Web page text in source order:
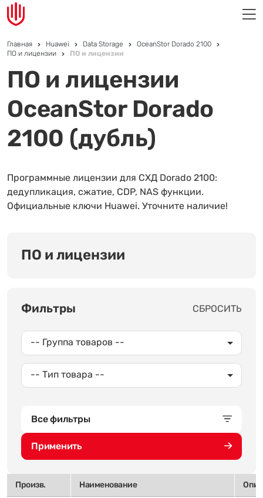
Главная Huawei Data Storage
OceanStor Dorado 2100
ПО и лицензии
ПО и лицензии
ПО и лицензии
OceanStor Dorado
2100 (дубль)
Программные лицензии для СХД Dorado 2100:
дедупликация, сжатие, CDP, NAS функции.
Официальные ключи Huawei. Уточните наличие!
ПО и лицензии
Фильтры СБРОСИТЬ
-- Группа товаров --
-- Тип товара --
Все фильтры
Применить
Произв. Наименование